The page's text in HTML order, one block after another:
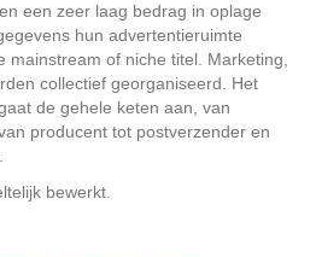
een zeer laag bedrag in oplage
hun advertentieruimte
mainstream of niche titel. Marketing,
collectief georganiseerd. Het
de gehele keten aan, van
producent tot postverzender en
bewerkt.